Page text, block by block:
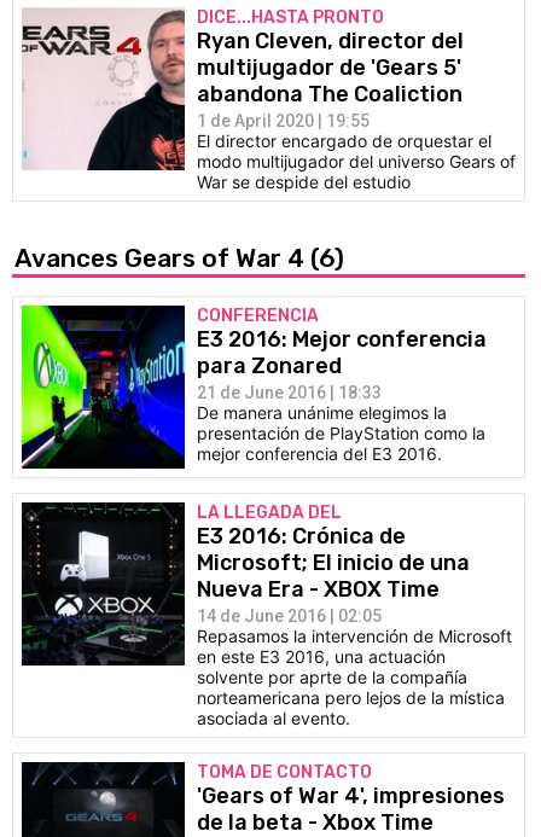
DICE...HASTA PRONTO
Ryan Cleven, director del
multijugador de 'Gears 5'
abandona The Coaliction
1 de April 2020 | 19:55
El director encargado de orquestar el
modo multijugador del universo Gears of
War se despide del estudio
Avances Gears of War 4 (6)
CONFERENCIA
E3 2016: Mejor conferencia
para Zonared
21 de June 2016 | 18:33
De manera unánime elegimos la
presentación de PlayStation como la
mejor conferencia del E3 2016.
LA LLEGADA DEL
E3 2016: Crónica de
Microsoft; El inicio de una
Nueva Era - XBOX Time
14 de June 2016 | 02:05
Repasamos la intervención de Microsoft
en este E3 2016, una actuación
solvente por aprte de la compañía
norteamericana pero lejos de la mística
asociada al evento.
TOMA DE CONTACTO
'Gears of War 4', impresiones
de la beta - Xbox Time